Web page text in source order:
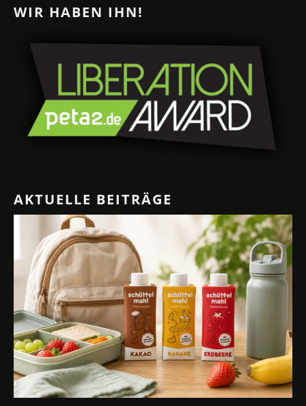
WIR HABEN IHN!
AKTUELLE BEITRÄGE